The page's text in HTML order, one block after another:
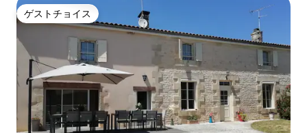
ゲストチョイス
ゲストチョイス